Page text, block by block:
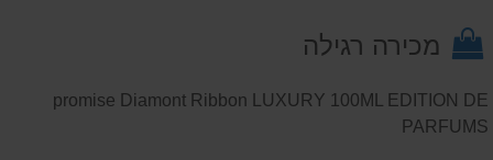
מכירה רגילה
promise Diamont Ribbon LUXURY 100ML EDITION DE
PARFUMS